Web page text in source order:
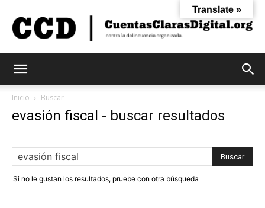
Inicio Buscar
evasión fiscal - buscar resultados
Si no le gustan los resultados, pruebe con otra búsqueda
Translate »